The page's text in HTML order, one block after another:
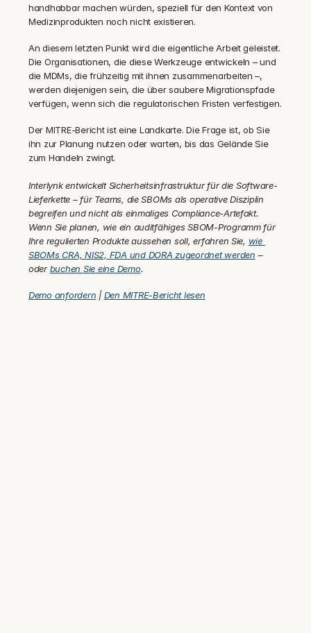
handhabbar machen würden, speziell für den Kontext von
Medizinprodukten noch nicht existieren.
An diesem letzten Punkt wird die eigentliche Arbeit geleistet.
Die Organisationen, die diese Werkzeuge entwickeln – und
die MDMs, die frühzeitig mit ihnen zusammenarbeiten –,
werden diejenigen sein, die über saubere Migrationspfade
verfügen, wenn sich die regulatorischen Fristen verfestigen.
Der MITRE-Bericht ist eine Landkarte. Die Frage ist, ob Sie
ihn zur Planung nutzen oder warten, bis das Gelände Sie
zum Handeln zwingt.
Interlynk entwickelt Sicherheitsinfrastruktur für die Software-
Lieferkette – für Teams, die SBOMs als operative Disziplin
begreifen und nicht als einmaliges Compliance-Artefakt.
Wenn Sie planen, wie ein auditfähiges SBOM-Programm für
Ihre regulierten Produkte aussehen soll, erfahren Sie, wie
SBOMs CRA, NIS2, FDA und DORA zugeordnet werden –
oder buchen Sie eine Demo.
Demo anfordern | Den MITRE-Bericht lesen